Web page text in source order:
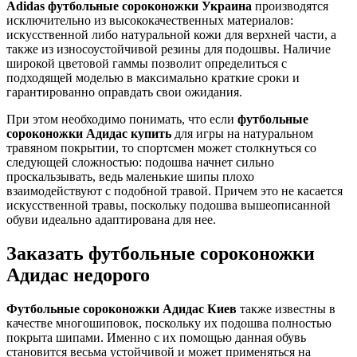
Adidas футбольные сороконожки Украина производятся
исключительно из высококачественных материалов:
искусственной либо натуральной кожи для верхней части, а
также из износоустойчивой резины для подошвы. Наличие
широкой цветовой гаммы позволит определиться с
подходящей моделью в максимально краткие сроки и
гарантированно оправдать свои ожидания.
При этом необходимо понимать, что если футбольные
сороконожки Адидас купить для игры на натуральном
травяном покрытии, то спортсмен может столкнуться со
следующей сложностью: подошва начнет сильно
проскальзывать, ведь маленькие шипы плохо
взаимодействуют с подобной травой. Причем это не касается
искусственной травы, поскольку подошва вышеописанной
обуви идеально адаптирована для нее.
Заказать футбольные сороконожки
Адидас недорого
Футбольные сороконожки Адидас Киев также известны в
качестве многошиповок, поскольку их подошва полностью
покрыта шипами. Именно с их помощью данная обувь
становится весьма устойчивой и может применяться на